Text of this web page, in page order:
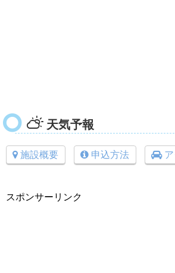
天気予報
施設概要 申込方法 ア
スポンサーリンク